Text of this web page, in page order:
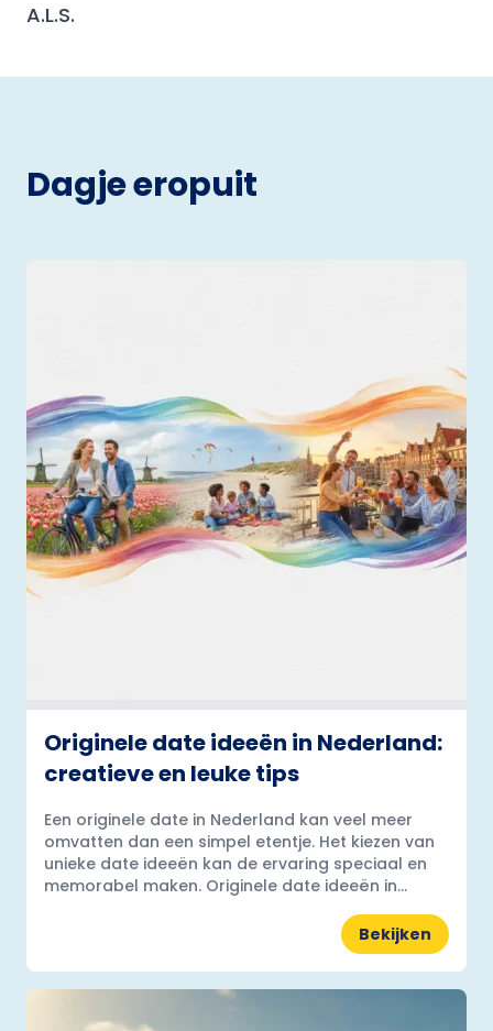
A.L.S.
Dagje eropuit
Originele date ideeën in Nederland:
creatieve en leuke tips
Een originele date in Nederland kan veel meer
omvatten dan een simpel etentje. Het kiezen van
unieke date ideeën kan de ervaring speciaal en
memorabel maken. Originele date ideeën in...
Bekijken